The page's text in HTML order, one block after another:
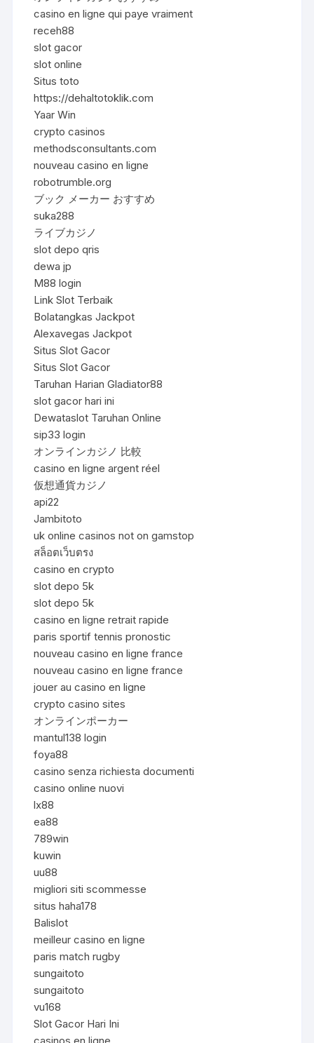
casino en ligne qui paye vraiment
receh88
slot gacor
slot online
Situs toto
https://dehaltotoklik.com
Yaar Win
crypto casinos
methodsconsultants.com
nouveau casino en ligne
robotrumble.org
ブック メーカー おすすめ
suka288
ライブカジノ
slot depo qris
dewa jp
M88 login
Link Slot Terbaik
Bolatangkas Jackpot
Alexavegas Jackpot
Situs Slot Gacor
Situs Slot Gacor
Taruhan Harian Gladiator88
slot gacor hari ini
Dewataslot Taruhan Online
sip33 login
オンラインカジノ 比較
casino en ligne argent réel
仮想通貨カジノ
api22
Jambitoto
uk online casinos not on gamstop
สล็อตเว็บตรง
casino en crypto
slot depo 5k
slot depo 5k
casino en ligne retrait rapide
paris sportif tennis pronostic
nouveau casino en ligne france
nouveau casino en ligne france
jouer au casino en ligne
crypto casino sites
オンラインポーカー
mantul138 login
foya88
casino senza richiesta documenti
casino online nuovi
lx88
ea88
789win
kuwin
uu88
migliori siti scommesse
situs haha178
Balislot
meilleur casino en ligne
paris match rugby
sungaitoto
sungaitoto
vu168
Slot Gacor Hari Ini